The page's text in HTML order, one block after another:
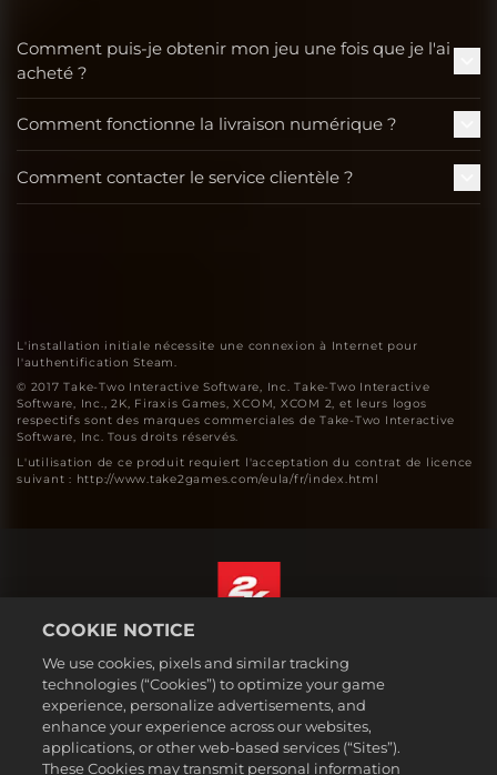
Comment puis-je obtenir mon jeu une fois que je l'ai
acheté ?
Comment fonctionne la livraison numérique ?
Comment contacter le service clientèle ?
L'installation initiale nécessite une connexion à Internet pour
l'authentification Steam.
© 2017 Take-Two Interactive Software, Inc. Take-Two Interactive
Software, Inc., 2K, Firaxis Games, XCOM, XCOM 2, et leurs logos
respectifs sont des marques commerciales de Take-Two Interactive
Software, Inc. Tous droits réservés.
L'utilisation de ce produit requiert l'acceptation du contrat de licence
suivant : http://www.take2games.com/eula/fr/index.html
Mentions légales
Politique de confidentialité
Politique sur les cookies
Support
Français
COOKIE NOTICE
We use cookies, pixels and similar tracking
technologies (“Cookies”) to optimize your game
experience, personalize advertisements, and
enhance your experience across our websites,
applications, or other web-based services (“Sites”).
These Cookies may transmit personal information